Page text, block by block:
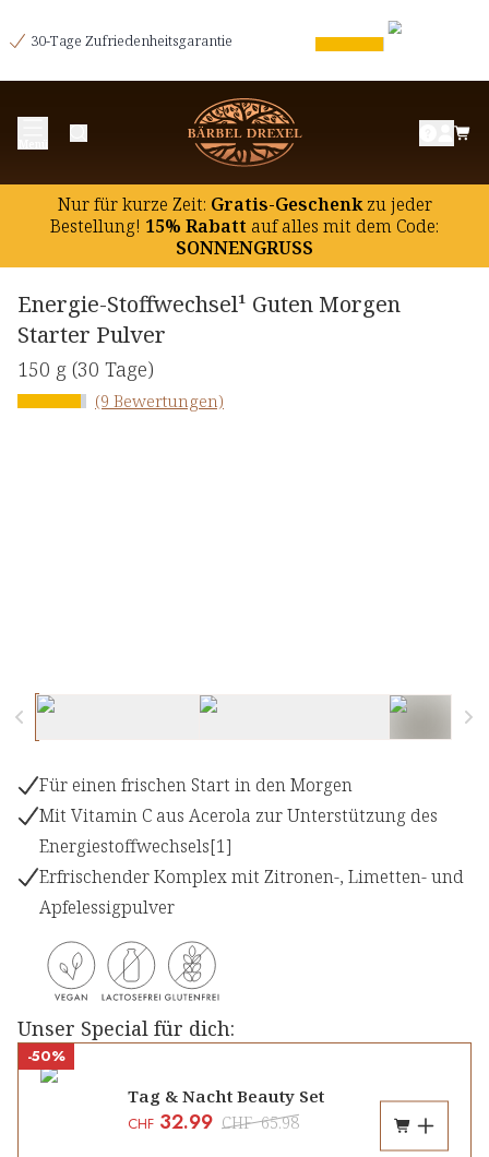
30-Tage Zufriedenheitsgarantie
Nur für kurze Zeit: Gratis-Geschenkzu jeder
Bestellung! 15% Rabatt auf alles mit dem Code:
SONNENGRUSS
Energie-Stoffwechsel¹ Guten Morgen
Starter Pulver
150 g (30 Tage)
(9 Bewertungen)
Für einen frischen Start in den Morgen
Mit Vitamin C aus Acerola zur Unterstützung des
Energiestoffwechsels[1]
Erfrischender Komplex mit Zitronen-, Limetten- und
Apfelessigpulver
Unser Special für dich:
-50%
Tag & Nacht Beauty Set
CHF 32.99 CHF 65.98